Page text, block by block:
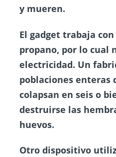
y mueren.
El gadget trabaja
propano, por lo cual
electricidad. Un
poblaciones enteras
colapsan en seis o
destruirse las
huevos.
Otro dispositivo